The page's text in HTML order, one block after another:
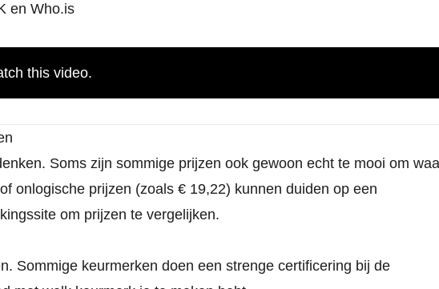
en Who.is
this video.
Soms zijn sommige prijzen ook gewoon echt te mooi om
onlogische prijzen (zoals € 19,22) kunnen duiden op een
om prijzen te vergelijken.
Sommige keurmerken doen een strenge certificering bij de